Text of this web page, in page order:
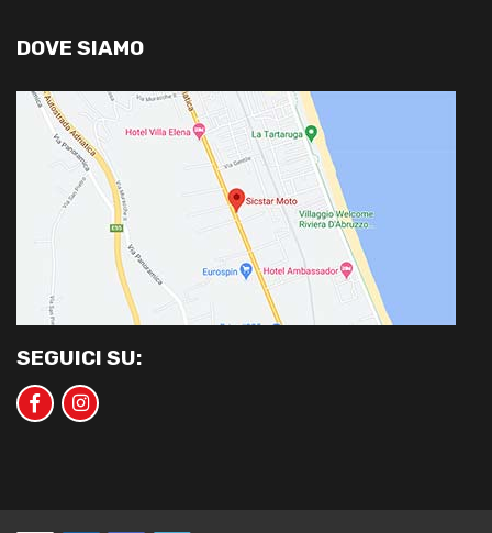
DOVE SIAMO
SEGUICI SU: